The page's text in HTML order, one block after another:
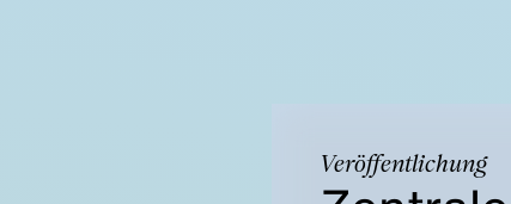
Veröffentlichung